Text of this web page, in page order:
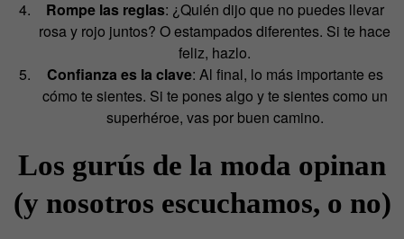
Rompe las reglas: ¿Quién dijo que no puedes llevar
rosa y rojo juntos? O estampados diferentes. Si te hace
feliz, hazlo.
Confianza es la clave: Al final, lo más importante es
cómo te sientes. Si te pones algo y te sientes como un
superhéroe, vas por buen camino.
Los gurús de la moda opinan
(y nosotros escuchamos, o no)